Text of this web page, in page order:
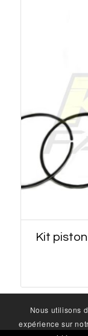
Kit
Nous utilisons
expérience sur